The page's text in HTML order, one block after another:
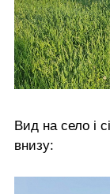
Вид на село і
внизу: